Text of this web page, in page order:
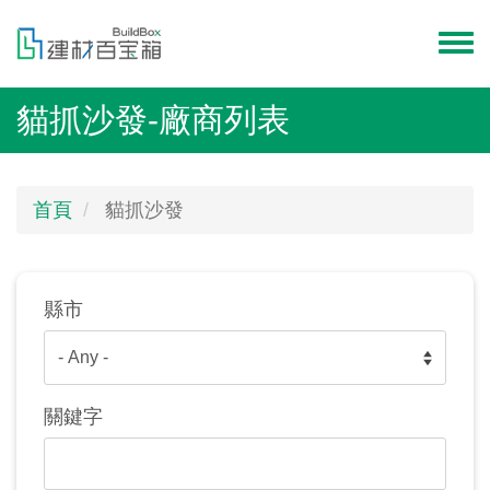
內
容
menu
貓抓沙發-廠商列表
首頁 貓抓沙發
縣市
關鍵字